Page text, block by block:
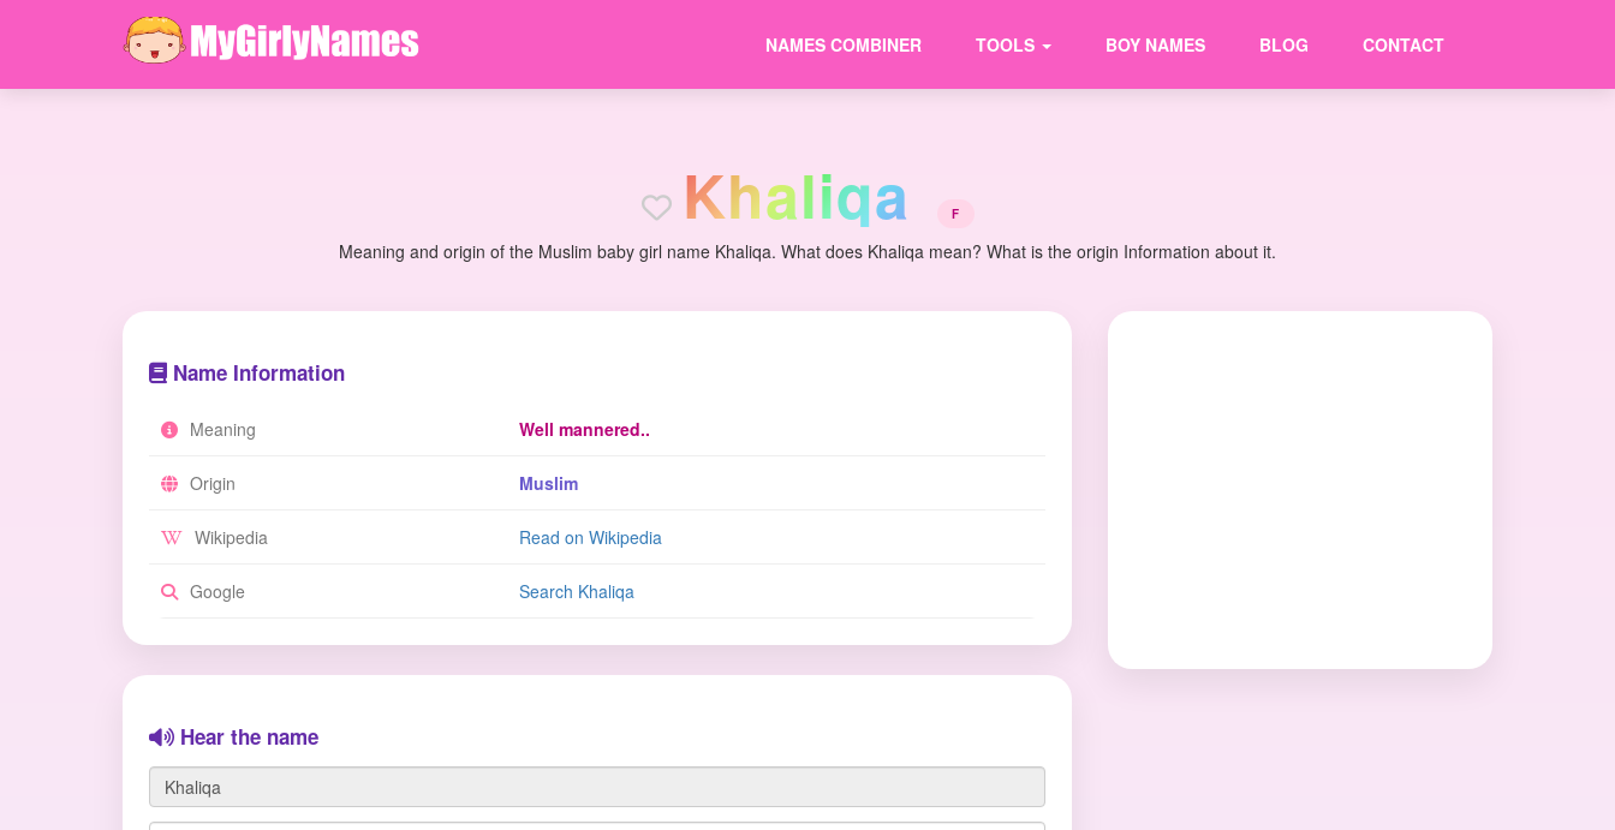
NAMES COMBINER TOOLS BOY NAMES BLOG CONTACT
Khaliqa F
Meaning and origin of the Muslim baby girl name Khaliqa. What does Khaliqa mean? What is the origin Information about it.
Name Information
Meaning Well mannered..
Origin Muslim
Wikipedia Read on Wikipedia
Google Search Khaliqa
Hear the name